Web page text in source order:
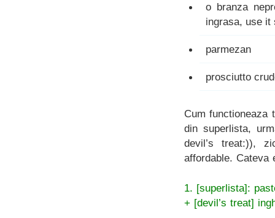
o branza
ingrasa, use it
parmezan
prosciutto
Cum functioneaza
din superlista,
devil’s treat:)),
affordable. Cateva
1. [superlista]:
+ [devil’s treat]